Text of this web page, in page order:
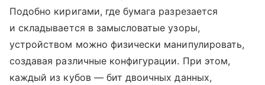
Подобно киригами, где бумага разрезается
и складывается в замысловатые узоры,
устройством можно физически манипулировать,
создавая различные конфигурации. При этом,
каждый из кубов — бит двоичных данных,